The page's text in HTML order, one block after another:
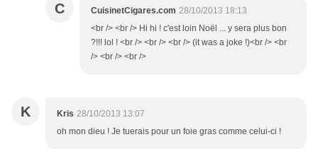
C CuisinetCigares.com 28/10/2013 18:13
<br /> <br /> Hi hi ! c'est loin Noël ... y sera plus bon
?!!! lol ! <br /> <br /> <br /> (it was a joke !)<br /> <br
/> <br /> <br />
K Kris 28/10/2013 13:07
oh mon dieu ! Je tuerais pour un foie gras comme celui-ci !